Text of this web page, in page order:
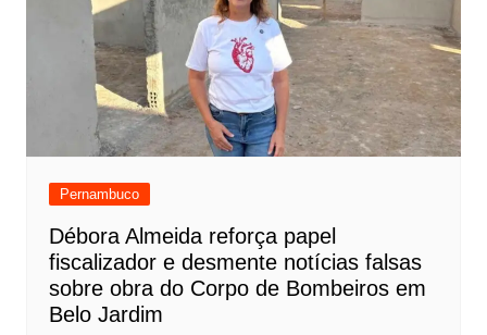
Pernambuco
Débora Almeida reforça papel
fiscalizador e desmente notícias falsas
sobre obra do Corpo de Bombeiros em
Belo Jardim